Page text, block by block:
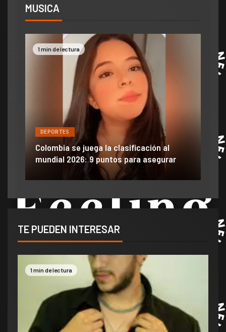
MUSICA
1 min de lectura
DEPORTES
Colombia se juega la clasificación al
mundial 2026: 9 puntos para asegurar
TE PUEDEN INTERESAR
1 min de lectura